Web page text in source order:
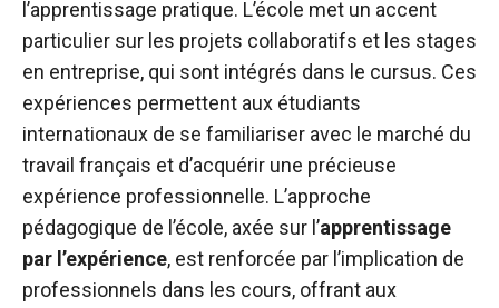
l’apprentissage pratique. L’école met un accent
particulier sur les projets collaboratifs et les stages
en entreprise, qui sont intégrés dans le cursus. Ces
expériences permettent aux étudiants
internationaux de se familiariser avec le marché du
travail français et d’acquérir une précieuse
expérience professionnelle. L’approche
pédagogique de l’école, axée sur l’apprentissage
par l’expérience, est renforcée par l’implication de
professionnels dans les cours, offrant aux